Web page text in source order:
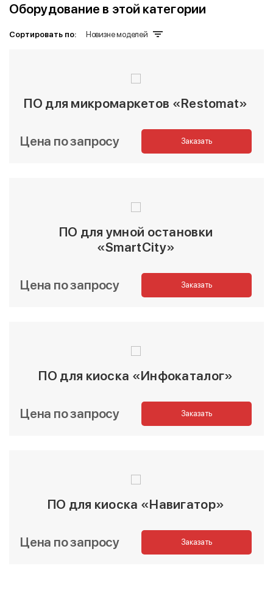
Оборудование в этой категории
Сортировать по: Новизне моделей
ПО для микромаркетов «Restomat»
Цена по запросу Заказать
ПО для умной остановки
«SmartCity»
Цена по запросу Заказать
ПО для киоска «Инфокаталог»
Цена по запросу Заказать
ПО для киоска «Навигатор»
Цена по запросу Заказать